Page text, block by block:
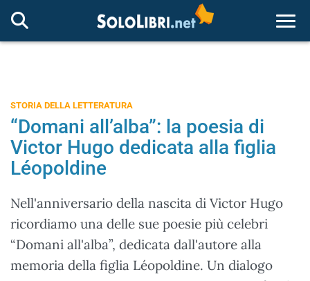
STORIA DELLA LETTERATURA
“Domani all’alba”: la poesia di
Victor Hugo dedicata alla figlia
Léopoldine
Nell'anniversario della nascita di Victor Hugo
ricordiamo una delle sue poesie più celebri
“Domani all'alba”, dedicata dall'autore alla
memoria della figlia Léopoldine. Un dialogo